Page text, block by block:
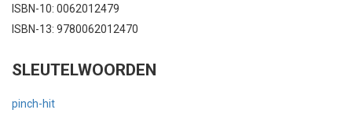
ISBN-10: 0062012479
ISBN-13: 9780062012470
SLEUTELWOORDEN
pinch-hit